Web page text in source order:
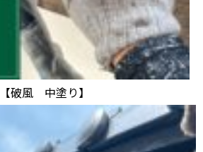
【破風 中塗り】